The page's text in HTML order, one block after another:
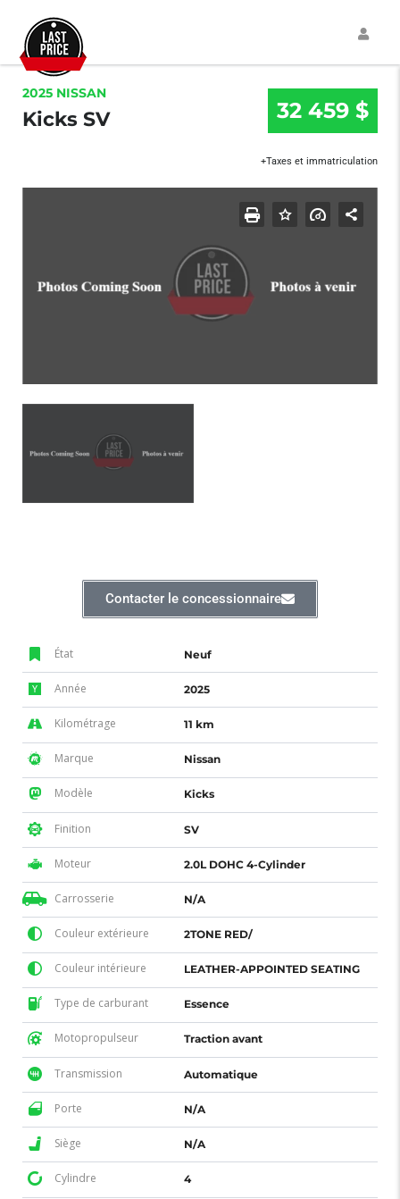
2025 NISSAN
Kicks SV 32 459 $
+Taxes et immatriculation
Contacter le concessionnaire
État Neuf
Année 2025
Kilométrage 11 km
Marque Nissan
Modèle Kicks
Finition SV
Moteur 2.0L DOHC 4-Cylinder
Carrosserie N/A
Couleur extérieure 2TONE RED/
Couleur intérieure LEATHER-APPOINTED SEATING
Type de carburant Essence
Motopropulseur Traction avant
Transmission Automatique
Porte N/A
Siège N/A
Cylindre 4